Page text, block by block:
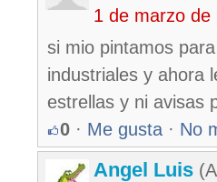
1 de marzo de
si mio pintamos
industriales y ahora
estrellas y ni avisas
0 · Me gusta · No
Angel Luis